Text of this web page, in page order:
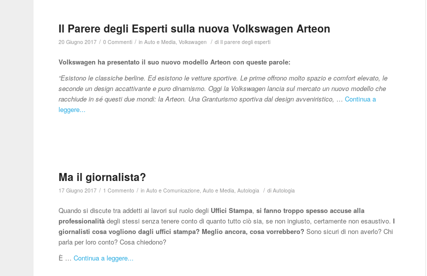
Il Parere degli Esperti sulla nuova Volkswagen Arteon
20 Giugno 2017 / 0 Commenti / inAuto e Media ,Volkswagen / di Il parere degli esperti
Volkswagen ha presentato il suo nuovo modello Arteon con queste parole:
“Esistono le classiche berline. Ed esistono le vetture sportive. Le prime offrono molto spazio e comfort elevato, le
seconde un design accattivante e puro dinamismo. Oggi la Volkswagen lancia sul mercato un nuovo modello che
racchiude in sé questi due mondi: la Arteon. Una Granturismo sportiva dal design avveniristico, …Continua a
leggere...
Ma il giornalista?
17 Giugno 2017 / 1 Commento / inAuto e Comunicazione,Auto e Media,Autologia / diAutologia
Quando si discute tra addetti ai lavori sul ruolo degli Uffici Stampa,si fanno troppo spesso accuse alla
professionalità degli stessi senza tenere conto di quanto tutto ciò sia, se non ingiusto, certamente non esaustivo.I
giornalisti cosa vogliono dagli uffici stampa? Meglio ancora, cosa vorrebbero?Sono sicuri di non averlo? Chi
parla per loro conto? Cosa chiedono?
È …Continua a leggere...